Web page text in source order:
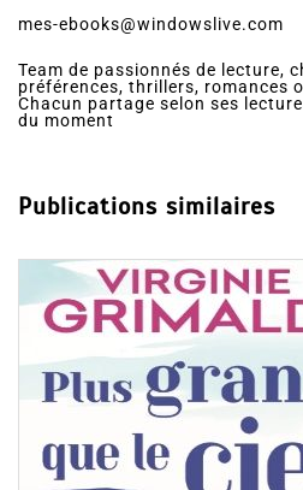
mes-ebooks@windowslive.com
Team de passionnés de lecture,
préférences, thrillers, romances
Chacun partage selon ses
du moment
Publications similaires
Dans Romans